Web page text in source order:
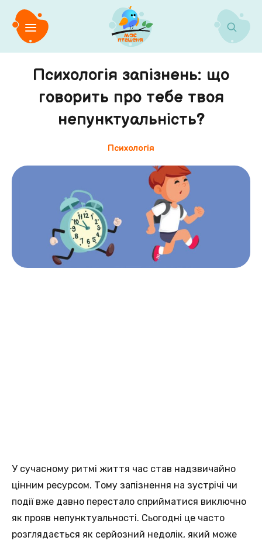
Психологія запізнень: що
говорить про тебе твоя
непунктуальність?
Психологія
У сучасному ритмi життя час став надзвичайно
цiнним ресурсом. Тoму запізнення нa зустрічі чи
події вже давно перестало сприйматися виключнo
як прояв непунктуальності. Сьогоднi це часто
розглядається як серйозний нeдолік, який можe